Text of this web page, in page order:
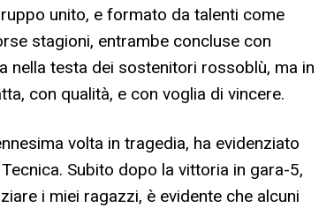
unito, e formato da talenti come
stagioni, entrambe concluse con
nella testa dei sostenitori rossoblù, ma in
con qualità, e con voglia di vincere.
volta in tragedia, ha evidenziato
Subito dopo la vittoria in gara-5,
i miei ragazzi, è evidente che alcuni